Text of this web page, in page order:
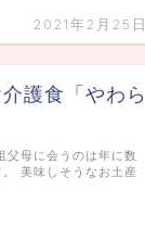
2021年2月25日
護食「やわら
父母に会うのは年に数
美味しそうなお土産